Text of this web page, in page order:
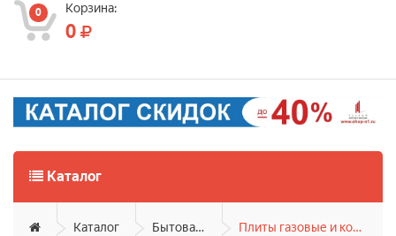
0 Корзина:
0
Каталог
Каталог Бытовая техника Плиты газовые и комбинированные